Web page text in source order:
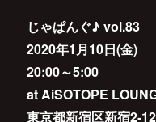
じゃぱんぐ♪ vol.83
2020年1月10日(金)
20:00～5:00
at AiSOTOPE
東京都新宿区新宿2-